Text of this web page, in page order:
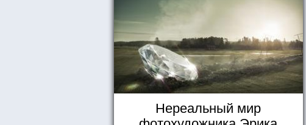
Нереальный мир